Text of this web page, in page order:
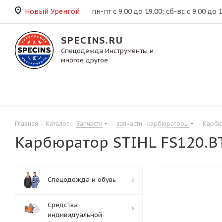
Новый Уренгой пн-пт с 9.00 до 19.00; сб-вс с 9.00 до
SPECINS.RU
Спецодежда Инструменты и
многое другое
Главная - Каталог - Запчасти - запчасти - карбюраторы -
Карбюратор STIHL
Спецодежда и обувь
Средства
индивидуальной